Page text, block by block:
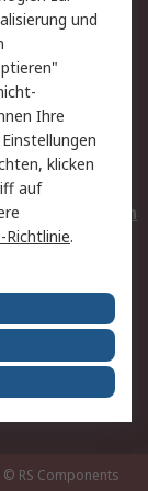
Batterien
© RS Components
und
Ihre
klicken
auf
Richtlinie.